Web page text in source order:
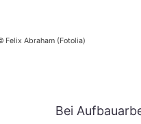
Felix Abraham (Fotolia)
Bei